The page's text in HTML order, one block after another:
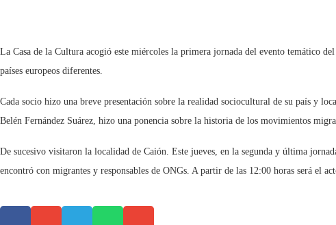
La Casa de la Cultura acogió este miércoles la primera jornada del evento temático
países europeos diferentes.
Cada socio hizo una breve presentación sobre la realidad sociocultural de su país y
Belén Fernández Suárez, hizo una ponencia sobre la historia de los movimientos
De sucesivo visitaron la localidad de Caión. Este jueves, en la segunda y última
encontró con migrantes y responsables de ONGs. A partir de las 12:00 horas será el